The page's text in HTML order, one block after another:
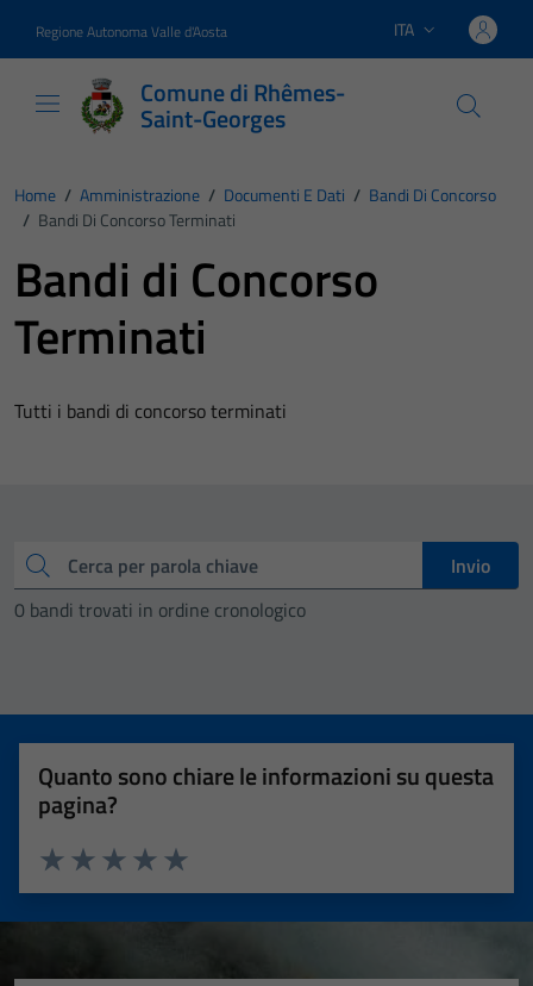
Regione Autonoma Valle d'Aosta Lingua attiva:
ITA
Comune di Rhêmes-
Saint-Georges
Home / Amministrazione / Documenti E Dati / Bandi Di Concorso
/ Bandi Di Concorso Terminati
Bandi di Concorso
Terminati
Tutti i bandi di concorso terminati
Cerca
Invio
0 bandi trovati in ordine cronologico
Quanto sono chiare le informazioni su questa
pagina?
Valuta 5 stelle su 5
Valuta 4 stelle su 5
Valuta 3 stelle su 5
Valuta 2 stelle su 5
Valuta 1 stelle su 5